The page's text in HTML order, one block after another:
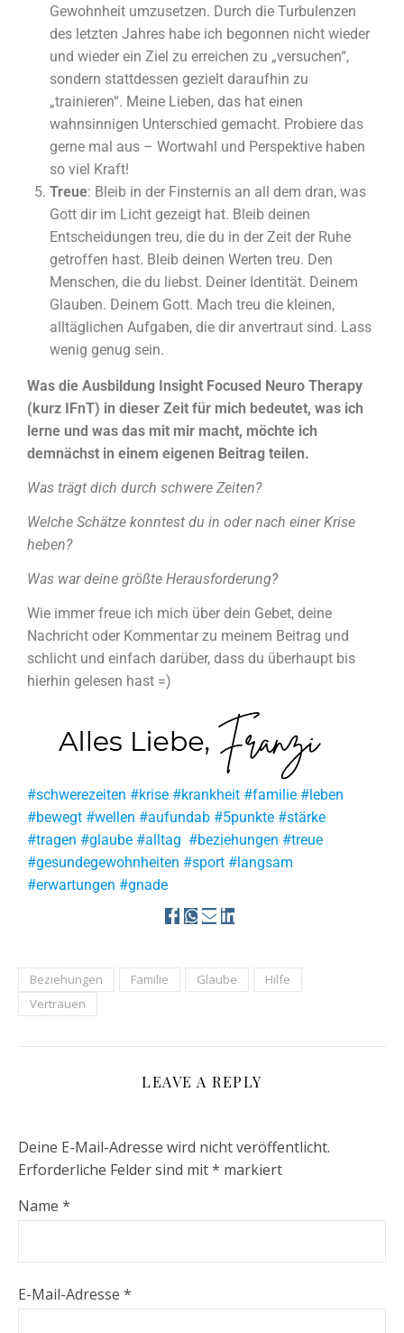
Gewohnheit umzusetzen. Durch die Turbulenzen
des letzten Jahres habe ich begonnen nicht wieder
und wieder ein Ziel zu erreichen zu „versuchen“,
sondern stattdessen gezielt daraufhin zu
„trainieren“. Meine Lieben, das hat einen
wahnsinnigen Unterschied gemacht. Probiere das
gerne mal aus – Wortwahl und Perspektive haben
so viel Kraft!
Treue: Bleib in der Finsternis an all dem dran, was
Gott dir im Licht gezeigt hat. Bleib deinen
Entscheidungen treu, die du in der Zeit der Ruhe
getroffen hast. Bleib deinen Werten treu. Den
Menschen, die du liebst. Deiner Identität. Deinem
Glauben. Deinem Gott. Mach treu die kleinen,
alltäglichen Aufgaben, die dir anvertraut sind. Lass
wenig genug sein.
Was die Ausbildung Insight Focused Neuro Therapy
(kurz IFnT) in dieser Zeit für mich bedeutet, was ich
lerne und was das mit mir macht, möchte ich
demnächst in einem eigenen Beitrag teilen.
Was trägt dich durch schwere Zeiten?
Welche Schätze konntest du in oder nach einer Krise
heben?
Was war deine größte Herausforderung?
Wie immer freue ich mich über dein Gebet, deine
Nachricht oder Kommentar zu meinem Beitrag und
schlicht und einfach darüber, dass du überhaupt bis
hierhin gelesen hast =)
#schwerezeiten #krise #krankheit #familie #leben
#bewegt #wellen #aufundab #5punkte #stärke
#tragen #glaube #alltag #beziehungen #treue
#gesundegewohnheiten #sport #langsam
#erwartungen #gnade
Beziehungen Familie Glaube
Hilfe
Vertrauen
LEAVE A REPLY
Deine E-Mail-Adresse wird nicht veröffentlicht.
Erforderliche Felder sind mit* markiert
Name *
E-Mail-Adresse *